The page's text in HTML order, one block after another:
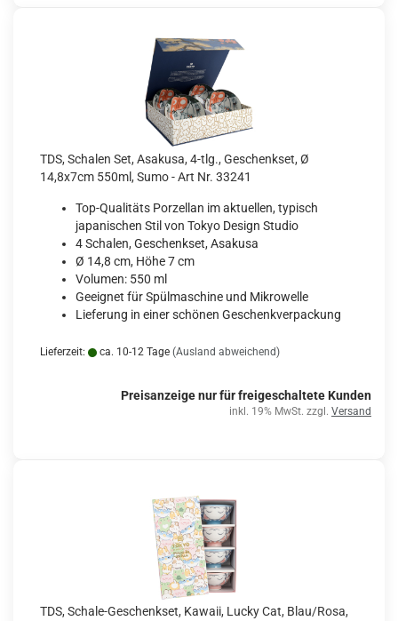
TDS, Schalen Set, Asakusa, 4-tlg., Geschenkset, Ø
14,8x7cm 550ml, Sumo - Art Nr. 33241
Top-Qualitäts Porzellan im aktuellen, typisch
japanischen Stil von Tokyo Design Studio
4 Schalen, Geschenkset, Asakusa
Ø 14,8 cm, Höhe 7 cm
Volumen: 550 ml
Geeignet für Spülmaschine und Mikrowelle
Lieferung in einer schönen Geschenkverpackung
Lieferzeit: ca. 10-12 Tage (Ausland abweichend)
Preisanzeige nur für freigeschaltete Kunden
inkl. 19% MwSt. zzgl. Versand
TDS, Schale-Geschenkset, Kawaii, Lucky Cat, Blau/Rosa,